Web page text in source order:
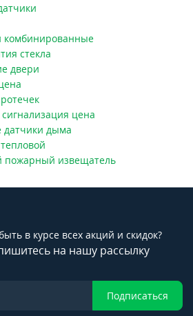
комбинированные
стекла
двери
цена
дыма
пожарный извещатель
в курсе всех акций и скидок?
на нашу рассылку
Подписаться